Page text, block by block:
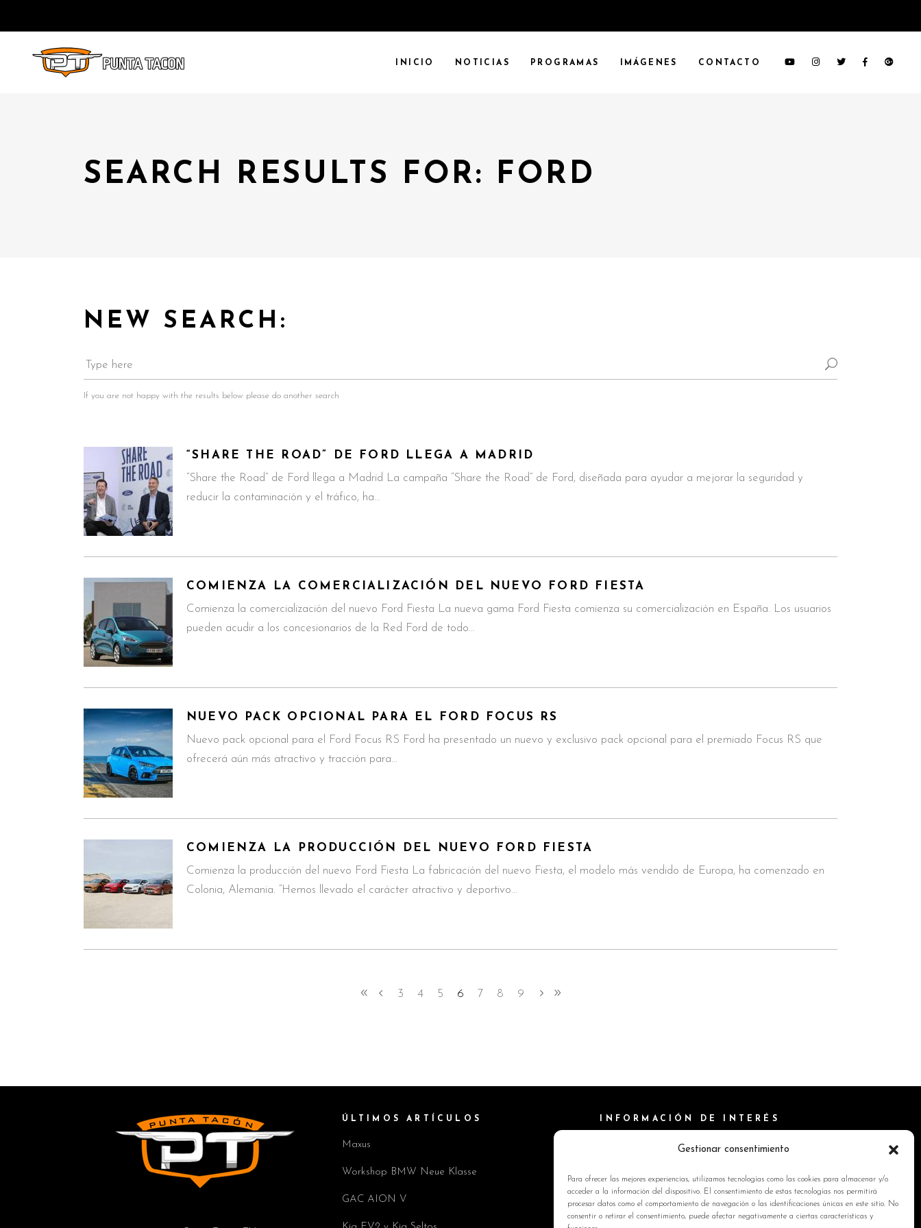
Gestionar consentimiento
Para ofrecer las mejores experiencias, utilizamos tecnologías como las cookies para almacenar y/o
acceder a la información del dispositivo. El consentimiento de estas tecnologías nos permitirá
procesar datos como el comportamiento de navegación o las identificaciones únicas en este sitio. No
consentir o retirar el consentimiento, puede afectar negativamente a ciertas características y
INICIO NOTICIAS PROGRAMAS IMÁGENES CONTACTO
SEARCH RESULTS FOR: FORD
NEW SEARCH:
If you are not happy with the results below please do another search
“SHARE THE ROAD” DE FORD LLEGA A MADRID
“Share the Road” de Ford llega a Madrid La campaña “Share the Road” de Ford, diseñada para ayudar a mejorar la seguridad y
reducir la contaminación y el tráfico, ha…
COMIENZA LA COMERCIALIZACIÓN DEL NUEVO FORD FIESTA
Comienza la comercialización del nuevo Ford Fiesta La nueva gama Ford Fiesta comienza su comercialización en España. Los usuarios
pueden acudir a los concesionarios de la Red Ford de todo…
NUEVO PACK OPCIONAL PARA EL FORD FOCUS RS
Nuevo pack opcional para el Ford Focus RS Ford ha presentado un nuevo y exclusivo pack opcional para el premiado Focus RS que
ofrecerá aún más atractivo y tracción para…
COMIENZA LA PRODUCCIÓN DEL NUEVO FORD FIESTA
Comienza la producción del nuevo Ford Fiesta La fabricación del nuevo Fiesta, el modelo más vendido de Europa, ha comenzado en
Colonia, Alemania. “Hemos llevado el carácter atractivo y deportivo…
3 4 5 6 7 8 9
ÚLTIMOS ARTÍCULOS
Maxus
Workshop BMW Neue Klasse
GAC AION V
INFORMACIÓN DE INTERÉS
Política de Cookies
Política de privacidad
Contacto